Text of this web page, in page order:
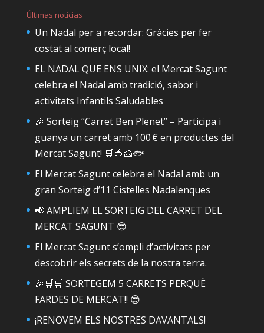
Últimas noticias
Un Nadal per a recordar: Gràcies per fer
costat al comerç local!
EL NADAL QUE ENS UNIX: el Mercat Sagunt
celebra el Nadal amb tradició, sabor i
activitats Infantils Saludables
🎉 Sorteig “Carret Ben Plenet” – Participa i
guanya un carret amb 100 € en productes del
Mercat Sagunt! 🛒🍅🧀🐟
El Mercat Sagunt celebra el Nadal amb un
gran Sorteig d’11 Cistelles Nadalenques
📢 AMPLIEM EL SORTEIG DEL CARRET DEL
MERCAT SAGUNT 😎
El Mercat Sagunt s’ompli d’activitats per
descobrir els secrets de la nostra terra.
🎉🛒🛒 SORTEGEM 5 CARRETS PERQUÈ
FARDES DE MERCAT!! 😎
¡RENOVEM ELS NOSTRES DAVANTALS!